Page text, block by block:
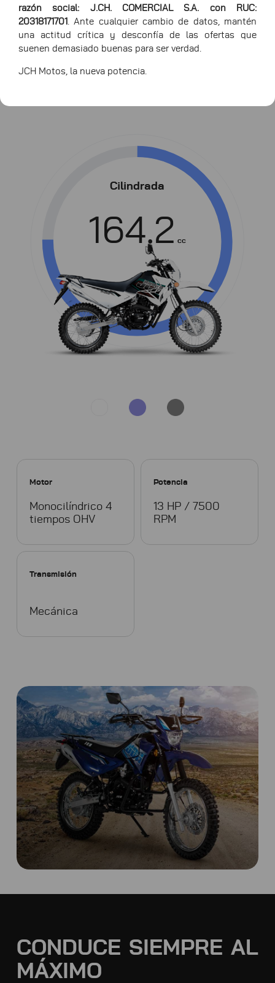
razón social: J.CH. COMERCIAL S.A. con RUC:
20318171701
. Ante cualquier cambio de datos, mantén
una actitud crítica y desconfía de las ofertas que
suenen demasiado buenas para ser verdad.
JCH Motos, la nueva potencia.
Largo 198cm
Cilindrada
164.2 cc
Motor
Monocilíndrico 4
tiempos OHV
Potencia
13 HP / 7500
RPM
Transmisión
Mecánica
CONDUCE SIEMPRE AL
MÁXIMO